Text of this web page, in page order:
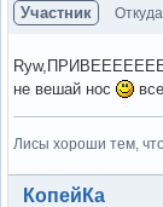
Участник
не вешай нос
Лисы хороши тем,
Вне форума
КопейКа